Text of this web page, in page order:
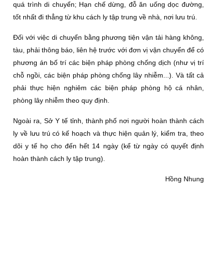
quá trình di chuyển; Hạn chế dừng, đỗ ăn uống dọc đường,
tốt nhất đi thẳng từ khu cách ly tập trung về nhà, nơi lưu trú.
Đối với việc di chuyển bằng phương tiện vận tải hàng không,
tàu, phải thông báo, liên hệ trước với đơn vị vận chuyển để có
phương án bố trí các biện pháp phòng chống dịch (như vị trí
chỗ ngồi, các biện pháp phòng chống lây nhiễm...). Và tất cả
phải thực hiện nghiêm các biện pháp phòng hộ cá nhân,
phòng lây nhiễm theo quy định.
Ngoài ra, Sở Y tế tỉnh, thành phố nơi người hoàn thành cách
ly về lưu trú có kế hoạch và thực hiện quản lý, kiểm tra, theo
dõi y tế họ cho đến hết 14 ngày (kể từ ngày có quyết định
hoàn thành cách ly tập trung).
Hồng Nhung